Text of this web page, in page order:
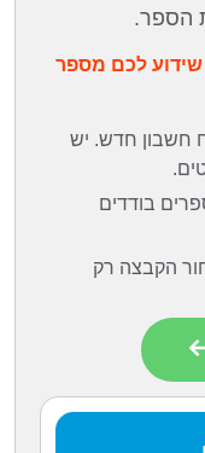
הספר.
שידוע לכם מספר
חשבון חדש. יש
בודדים
הקבצה רק